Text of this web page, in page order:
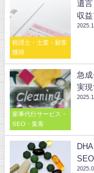
税理士・士業・顧客
獲得
遺
収
家事代行サービス・
SEO・集客
急
実
SEO